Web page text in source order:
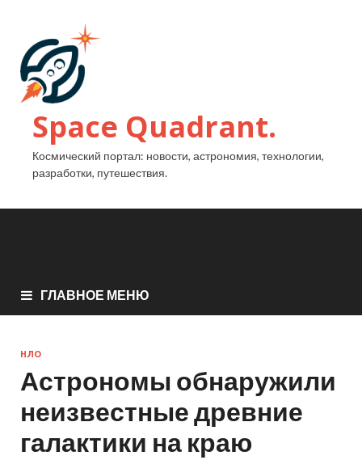
Space Quadrant.
Космический портал: новости, астрономия, технологии,
разработки, путешествия.
ГЛАВНОЕ МЕНЮ
НЛО
Астрономы обнаружили
неизвестные древние
галактики на краю